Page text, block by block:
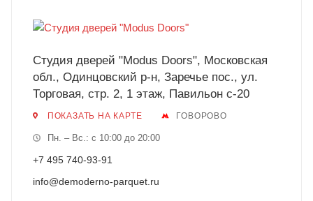
Студия дверей "Modus Doors", Московская
обл., Одинцовский р-н, Заречье пос., ул.
Торговая, стр. 2, 1 этаж, Павильон с-20
ПОКАЗАТЬ НА КАРТЕ ГОВОРОВО
Пн. – Вс.: с 10:00 до 20:00
+7 495 740-93-91
info@demoderno-parquet.ru